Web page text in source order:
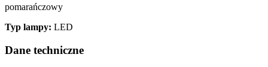
pomarańczowy
Typ lampy: LED
Dane techniczne